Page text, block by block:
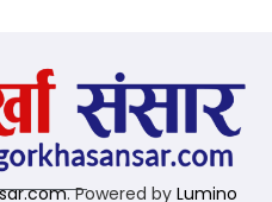
. Powered by Lumino